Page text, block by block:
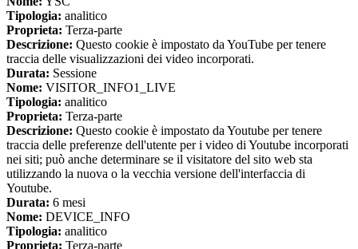
Tipologia: analitico
Proprieta: Terza-parte
Descrizione: Questo cookie è impostato da YouTube per tenere
traccia delle visualizzazioni dei video incorporati.
Durata: Sessione
Nome: VISITOR_INFO1_LIVE
Tipologia: analitico
Proprieta: Terza-parte
Descrizione: Questo cookie è impostato da Youtube per tenere
traccia delle preferenze dell'utente per i video di Youtube incorporati
nei siti; può anche determinare se il visitatore del sito web sta
utilizzando la nuova o la vecchia versione dell'interfaccia di
Youtube.
Durata: 6 mesi
Nome: DEVICE_INFO
Tipologia: analitico
Proprieta: Terza-parte